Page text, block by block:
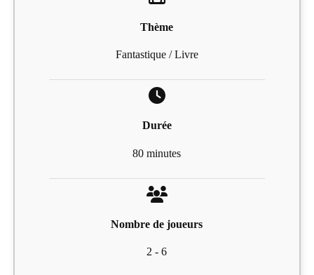
Thème
Fantastique / Livre
Durée
80 minutes
Nombre de joueurs
2 - 6